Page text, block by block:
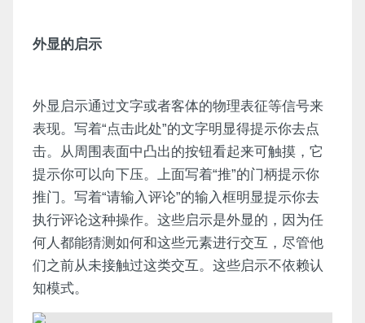
外显的启示
外显启示通过文字或者客体的物理表征等信号来
表现。写着“点击此处”的文字明显得提示你去点
击。从周围表面中凸出的按钮看起来可触摸，它
提示你可以向下压。上面写着“推”的门柄提示你
推门。写着“请输入评论”的输入框明显提示你去
执行评论这种操作。这些启示是外显的，因为任
何人都能猜测如何和这些元素进行交互，尽管他
们之前从未接触过这类交互。这些启示不依赖认
知模式。